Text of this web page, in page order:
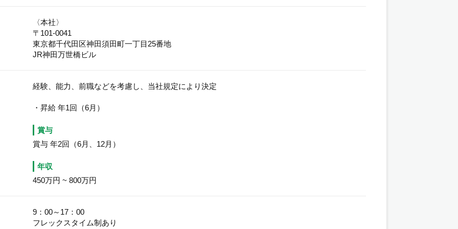
〈本社〉
〒101-0041
東京都千代田区神田須田町一丁目25番地
JR神田万世橋ビル
経験、能力、前職などを考慮し、当社規定により決定
・昇給 年1回（6月）
賞与
賞与 年2回（6月、12月）
年収
450万円 ~ 800万円
9：00～17：00
フレックスタイム制あり